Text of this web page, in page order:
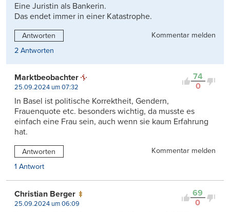
Eine Juristin als Bankerin.
Das endet immer in einer Katastrophe.
Antworten
Kommentar melden
2 Antworten
74
0
Marktbeobachter
25.09.2024 um 07:32
In Basel ist politische Korrektheit, Gendern,
Frauenquote etc. besonders wichtig, da musste es
einfach eine Frau sein, auch wenn sie kaum Erfahrung
hat.
Antworten
Kommentar melden
1 Antwort
69
0
Christian Berger
25.09.2024 um 06:09